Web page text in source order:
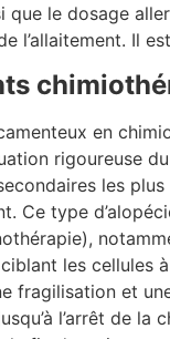
le dosage
l’allaitement. Il
en
rigoureuse
les
Ce type
les
fragilisation et
l’arrêt de la